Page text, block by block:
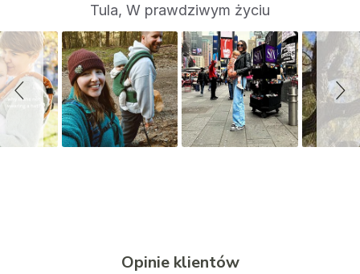
i
d
e
s
h
o
Tula, W prawdziwym życiu
Opinie klientów